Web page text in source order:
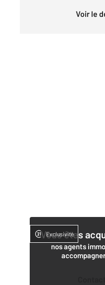
Voir le
Vous êtes
nos agents
Exclusivité